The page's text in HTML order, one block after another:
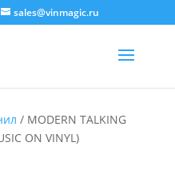
sales@vinmagic.ru
/ MODERN TALKING
ON VINYL)